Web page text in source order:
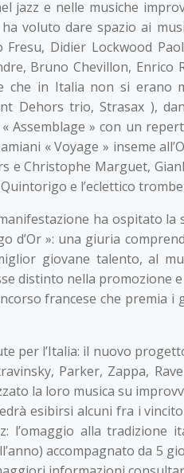
jazz e nelle musiche
voluto dare spazio ai
Didier Lockwood
Bruno Chevillon,
che in Italia non si erano
Dehors trio, Strasax ),
Assemblage » con un
« Voyage » inseme
e Christophe Marguet,
e l’eclettico
ha ospitato
d’Or »: una giuria
giovane talento, al
distinto nella promozione
francese che premia
per l’Italia: il nuovo
Parker, Zappa,
la loro musica su
esibirsi alcuni fra i
l’omaggio alla tradizione
accompagnato da 5